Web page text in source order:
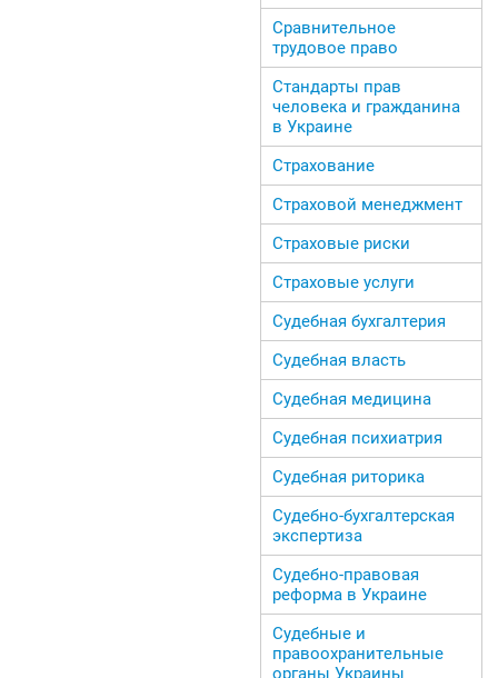
Сравнительное
трудовое право
Стандарты прав
человека и гражданина
в Украине
Страхование
Страховой менеджмент
Страховые риски
Страховые услуги
Судебная бухгалтерия
Судебная власть
Судебная медицина
Судебная психиатрия
Судебная риторика
Судебно-бухгалтерская
экспертиза
Судебно-правовая
реформа в Украине
Судебные и
правоохранительные
органы Украины